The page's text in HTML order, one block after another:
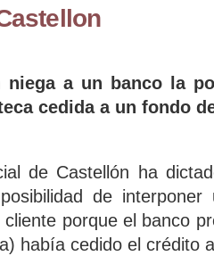
niega a un banco la
cedida a un fondo
de Castellón ha
de
cliente porque el banco
había cedido el crédito